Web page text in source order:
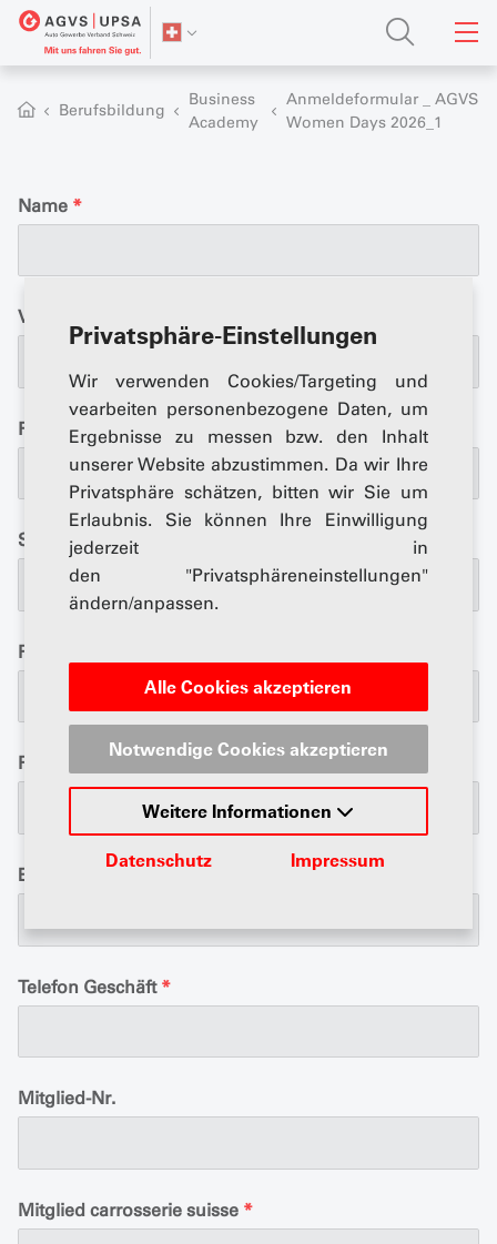
Privatsphäre-Einstellungen
Wir verwenden Cookies/Targeting und
vearbeiten personenbezogene Daten, um
Ergebnisse zu messen bzw. den Inhalt
unserer Website abzustimmen. Da wir Ihre
Privatsphäre schätzen, bitten wir Sie um
Erlaubnis. Sie können Ihre Einwilligung
jederzeit in
den "Privatsphäreneinstellungen"
ändern/anpassen.
Alle Cookies akzeptieren
Notwendige Cookies akzeptieren
Weitere Informationen
Datenschutz Impressum
Berufsbildung
Business
Academy
Anmeldeformular _ AGVS
Women Days 2026_1
Name *
Vorname
Firma *
Strasse *
Postfach
PLZ / Ort
E-Mail
Telefon Geschäft *
Mitglied-Nr.
Mitglied carrosserie suisse *